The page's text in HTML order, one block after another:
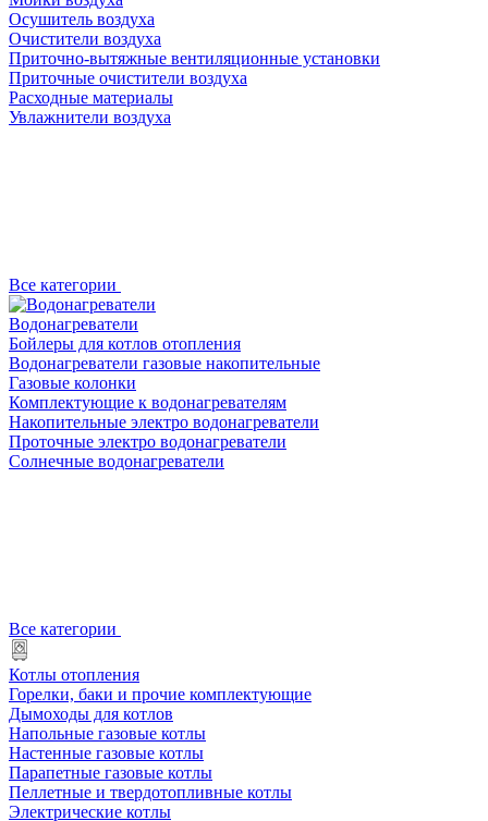
Осушитель воздуха
Очистители воздуха
Приточно-вытяжные вентиляционные установки
Приточные очистители воздуха
Расходные материалы
Увлажнители воздуха
Все категории
Водонагреватели
Бойлеры для котлов отопления
Водонагреватели газовые накопительные
Газовые колонки
Комплектующие к водонагревателям
Накопительные электро водонагреватели
Проточные электро водонагреватели
Солнечные водонагреватели
Все категории
Котлы отопления
Горелки, баки и прочие комплектующие
Дымоходы для котлов
Напольные газовые котлы
Настенные газовые котлы
Парапетные газовые котлы
Пеллетные и твердотопливные котлы
Электрические котлы